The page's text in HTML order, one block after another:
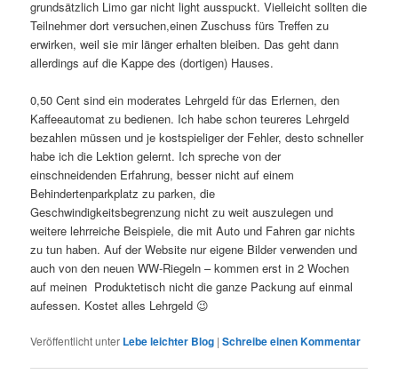
grundsätzlich Limo gar nicht light ausspuckt. Vielleicht sollten die
Teilnehmer dort versuchen,einen Zuschuss fürs Treffen zu
erwirken, weil sie mir länger erhalten bleiben. Das geht dann
allerdings auf die Kappe des (dortigen) Hauses.
0,50 Cent sind ein moderates Lehrgeld für das Erlernen, den
Kaffeeautomat zu bedienen. Ich habe schon teureres Lehrgeld
bezahlen müssen und je kostspieliger der Fehler, desto schneller
habe ich die Lektion gelernt. Ich spreche von der
einschneidenden Erfahrung, besser nicht auf einem
Behindertenparkplatz zu parken, die
Geschwindigkeitsbegrenzung nicht zu weit auszulegen und
weitere lehrreiche Beispiele, die mit Auto und Fahren gar nichts
zu tun haben. Auf der Website nur eigene Bilder verwenden und
auch von den neuen WW-Riegeln – kommen erst in 2 Wochen
auf meinen Produktetisch nicht die ganze Packung auf einmal
aufessen. Kostet alles Lehrgeld 😉
Veröffentlicht unter Lebe leichter Blog |Schreibe einen Kommentar